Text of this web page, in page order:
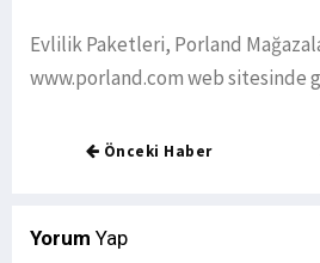
Evlilik Paketleri, Porland
www.porland.com web sitesinde
Önceki Haber
Yorum Yap